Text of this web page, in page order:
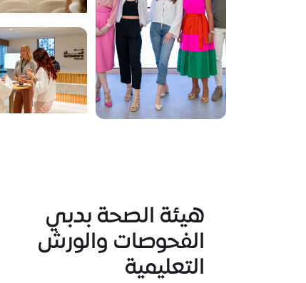
هيئة الصحة بدبي
الفحوصات والورش
التعليمية